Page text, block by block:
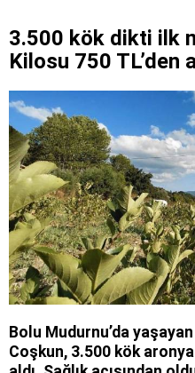
3.500 kök dikti ilk
Kilosu 750 TL’den
Bolu Mudurnu’da
Coşkun, 3.500 kök